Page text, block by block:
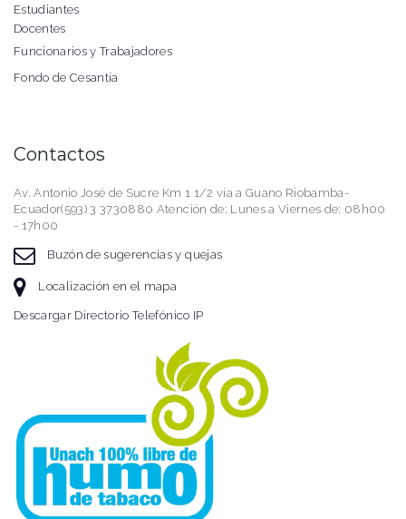
Estudiantes
Docentes
Funcionarios y Trabajadores
Fondo de Cesantía
Contactos
Av. Antonio José de Sucre Km 1 1/2 vía a Guano Riobamba-
Ecuador(593) 3 3730880 Atención de: Lunes a Viernes de: 08h00
- 17h00
Buzón de sugerencias y quejas
Localización en el mapa
Descargar Directorio Telefónico IP